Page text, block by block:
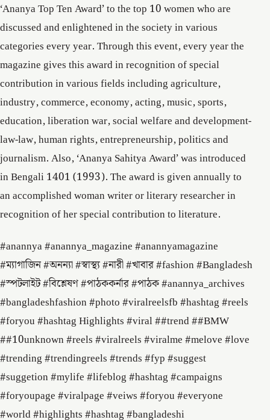
‘Ananya Top Ten Award’ to the top 10 women who are
discussed and enlightened in the society in various
categories every year. Through this event, every year the
magazine gives this award in recognition of special
contribution in various fields including agriculture,
industry, commerce, economy, acting, music, sports,
education, liberation war, social welfare and development-
law-law, human rights, entrepreneurship, politics and
journalism. Also, ‘Ananya Sahitya Award’ was introduced
in Bengali 1401 (1993). The award is given annually to
an accomplished woman writer or literary researcher in
recognition of her special contribution to literature.
#anannya #anannya_magazine #anannyamagazine
#ম্যাগাজিন #অনন্যা #স্বাস্থ্য #নারী #খাবার #fashion #Bangladesh
#স্পটলাইট #বিশ্লেষণ #পাঠককর্নার #পাঠক #anannya_archives
#bangladeshfashion #photo #viralreelsfb #hashtag #reels
#foryou #hashtag Highlights #viral ##trend ##BMW
##10unknown #reels #viralreels #viralme #melove #love
#trending #trendingreels #trends #fyp #suggest
#suggetion #mylife #lifeblog #hashtag #campaigns
#foryoupage #viralpage #veiws #foryou #everyone
#world #highlights #hashtag #bangladeshi